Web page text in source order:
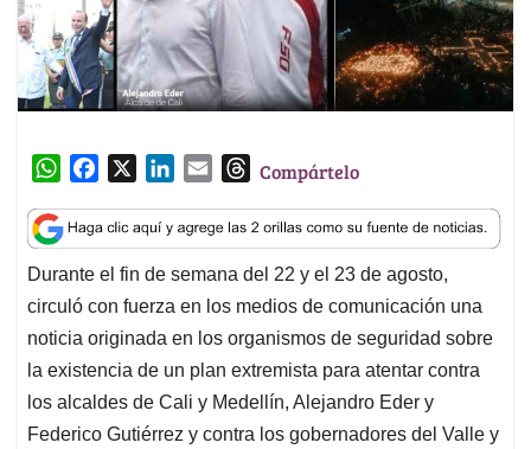
W
a
t
s
A
p
p
c
e
b
o
o
k
n
k
e
d
I
n
a
i
l
T
r
e
a
d
s
Compártelo
Durante el fin de semana del 22 y el 23 de agosto,
circuló con fuerza en los medios de comunicación una
noticia originada en los organismos de seguridad sobre
la existencia de un plan extremista para atentar contra
los alcaldes de Cali y Medellín, Alejandro Eder y
Federico Gutiérrez y contra los gobernadores del Valle y